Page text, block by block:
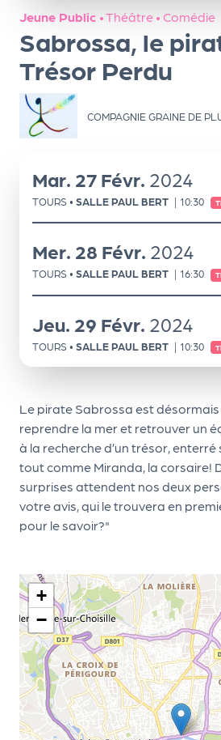
Jeune Public •Théâtre • Comédie
Sabrossa, le
Trésor Perdu
COMPAGNIE GRAINE DE
Mar. 27 Févr. 2024
TOURS • SALLE PAUL BERT | 10:30
Mer. 28 Févr. 2024
TOURS • SALLE PAUL BERT | 16:30
Jeu. 29 Févr. 2024
TOURS • SALLE PAUL BERT | 10:30
Le pirate Sabrossa est désormais
reprendre la mer et retrouver un
à la recherche d’un trésor, enterré
tout comme Miranda, la corsaire!
surprises attendent nos deux
votre avis, qui le trouvera en
pour le savoir?"
+
−
ns
PR
O
G!
PR
G!
Le
Ma
g
Sui
vr
e
le
O
G!
N
os
se
ce
s
L
e
k
it